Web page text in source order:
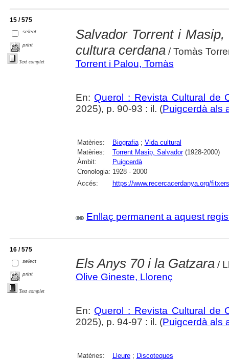
15 / 575
select
print
Text complet
Salvador Torrent i
cultura cerdana/ Tomàs
Torrent i Palou, Tomàs
En: Querol : Revista Cultural de
2025), p. 90-93 : il. (Puigcerdà als
Matèries: Biografia; Vida cultural
Matèries:
Torrent Masip, Salvador(1928-2000)
Àmbit:
Puigcerdà
Cronologia: 1928 - 2000
Accés:
https://www.recercacerdanya.org/
Enllaç permanent a aquest
16 / 575
select
print
Text complet
Els Anys 70 i la Gatzara/
Olive Gineste, Llorenç
En: Querol : Revista Cultural de
2025), p. 94-97 : il. (Puigcerdà als
Matèries: Lleure; Discoteques